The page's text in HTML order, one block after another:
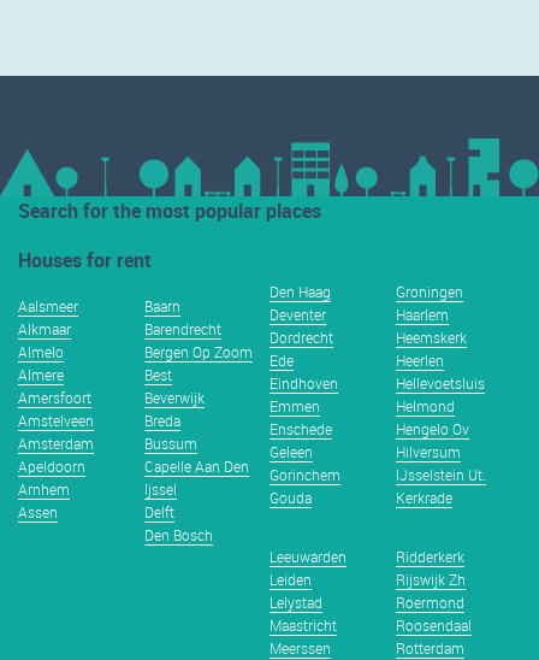
Search for the most popular places
Houses for rent
Aalsmeer
Alkmaar
Almelo
Almere
Amersfoort
Amstelveen
Amsterdam
Apeldoorn
Arnhem
Assen
Baarn
Barendrecht
Bergen Op Zoom
Best
Beverwijk
Breda
Bussum
Capelle Aan Den
Ijssel
Delft
Den Bosch
Den Haag
Deventer
Dordrecht
Ede
Eindhoven
Emmen
Enschede
Geleen
Gorinchem
Gouda
Groningen
Haarlem
Heemskerk
Heerlen
Hellevoetsluis
Helmond
Hengelo Ov
Hilversum
IJsselstein Ut.
Kerkrade
Leeuwarden
Leiden
Lelystad
Maastricht
Meerssen
Ridderkerk
Rijswijk Zh
Roermond
Roosendaal
Rotterdam